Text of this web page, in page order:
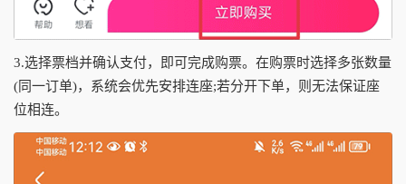
3.选择票档并确认支付，即可完成购票。在购票时选择多张数量
(同一订单)，系统会优先安排连座;若分开下单，则无法保证座
位相连。